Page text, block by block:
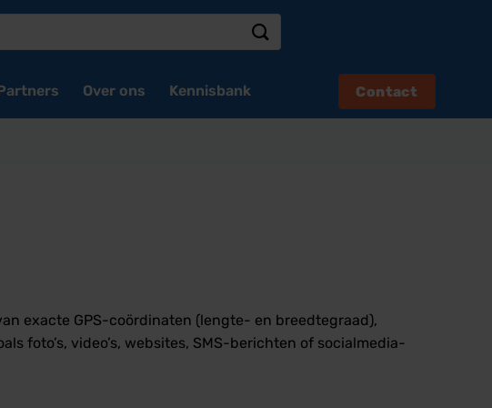
Over ons Kennisbank Contact
exacte GPS-coördinaten (lengte- en breedtegraad),
foto’s, video’s, websites, SMS-berichten of socialmedia-